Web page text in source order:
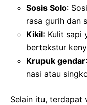
Sosis Solo:
rasa gurih dan
Kikil: Kulit sapi
bertekstur
Krupuk gendar
nasi atau
Selain itu, terdapat